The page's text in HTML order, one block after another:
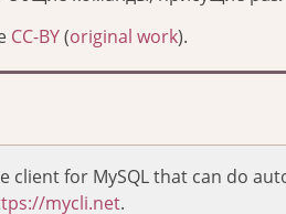
CC-BY(original work).
client for MySQL that can do
mycli.net.